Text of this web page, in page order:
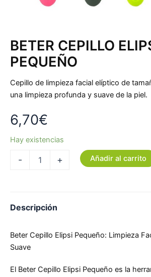
BETER CEPILLO
PEQUEÑO
Cepillo de limpieza facial elíptico de
una limpieza profunda y suave de la piel.
6,70€
Hay existencias
- + Añadir al carrito
Descripción
Beter Cepillo Elipsi Pequeño: Limpieza
Suave
El Beter Cepillo Elipsi Pequeño es la